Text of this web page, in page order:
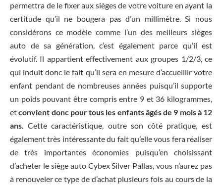
permettra de le fixer aux sièges de votre voiture en ayant la
certitude qu’il ne bougera pas d’un millimètre. Si nous
considérons ce modèle comme l’un des meilleurs sièges
auto de sa génération, c’est également parce qu’il est
évolutif. Il appartient effectivement aux groupes 1/2/3, ce
qui induit donc le fait qu’il sera en mesure d’accueillir votre
enfant pendant de nombreuses années puisqu’il supporte
un poids pouvant être compris entre 9 et 36 kilogrammes,
etconvient donc pour tous les enfants âgés de 9 mois à 12
ans. Cette caractéristique, outre son côté pratique, est
également très intéressante du fait qu’elle vous fera réaliser
de très importantes économies puisqu’en choisissant
d’acheter le siège auto Cybex Silver Pallas, vous n’aurez pas
à renouveler ce type de d’achat plusieurs fois au cours de la